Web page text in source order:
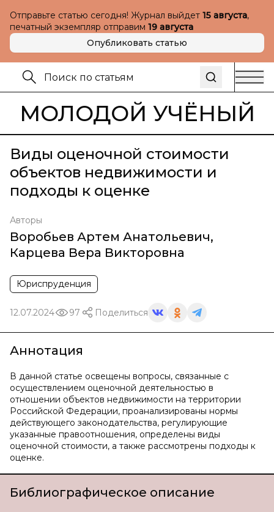
Отправьте статью сегодня! Журнал выйдет 15 августа,
печатный экземпляр отправим 19 августа
Опубликовать статью
МОЛОДОЙ УЧЁНЫЙ
Виды оценочной стоимости
объектов недвижимости и
подходы к оценке
Авторы
Воробьев Артем Анатольевич,
Карцева Вера Викторовна
Юриспруденция
12.07.2024 97 Поделиться
Аннотация
В данной статье освещены вопросы, связанные с
осуществлением оценочной деятельностью в
отношении объектов недвижимости на территории
Российской Федерации, проанализированы нормы
действующего законодательства, регулирующие
указанные правоотношения, определены виды
оценочной стоимости, а также рассмотрены подходы к
оценке.
Библиографическое описание